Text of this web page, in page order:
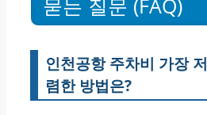
묻는 질문 (FAQ)
인천공항 주차비 가장 저
렴한 방법은?